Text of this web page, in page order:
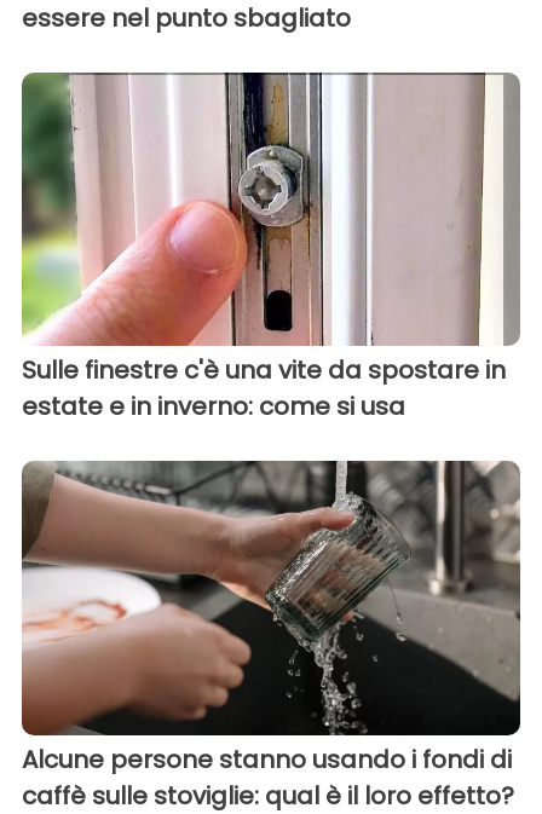
essere nel punto sbagliato
Sulle finestre c'è una vite da spostare in
estate e in inverno: come si usa
Alcune persone stanno usando i fondi di
caffè sulle stoviglie: qual è il loro effetto?